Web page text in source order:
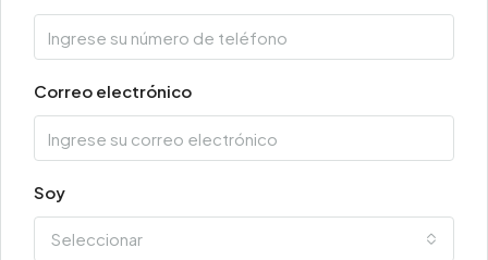
Correo electrónico
Soy
Seleccionar